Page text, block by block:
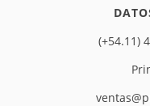
(+54.11)